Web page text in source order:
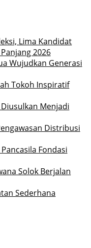
Lima Kandidat
2026
Wujudkan Generasi
Tokoh Inspiratif
Menjadi
Distribusi
Fondasi
Solok Berjalan
Sederhana